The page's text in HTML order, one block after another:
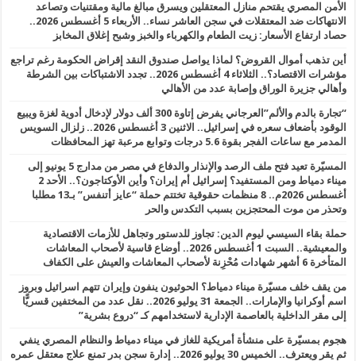
الأمن المصري يقتحم منازل المعتقلين ويسرق مبالغ مالية ومقتنيات وتصاعد
الانتهاكات ضد المعتقلات في سجن العاشر نساء.. الأربعاء 5 أغسطس 2026..
حصاد ارتفاع الأسعار: زيت الطعام والكهرباء والخبز وشبح إغلاق المخابز
أين تذهب أموال القروض؟ لماذا يواصل صندوق النقد إقراض الحكومة رغم تراجع
مؤشرات الاقتصاد؟.. الثلاثاء 4 أغسطس 2026.. تجدد الاشتباكات بين الشرطة
وأهالي جزيرة الوراق وإصابة عدد من الأهالي
“تجارة بالدم والألم”العرجاني يفرض إتاوة 300 ألف دولار لإدخال أدوية لغزة ويبيع
الوقود بأضعاف سعره في إسرائيل.. الاثنين 3 أغسطس 2026.. زلزال السويس
المدمر مع ساعات الفجر بقوة 5.6 درجات وتوابع مرعبة تهز المحافظات
المسيّرة تعيد فتح ملف الرصد والإنذار والدفاع في مصر من مدارج 5 يونيو إلى
ميناء دمياط ومن المستفيد؟ إسرائيل أم إيران؟ وأين الأوكتاجون؟.. الأحد 2
أغسطس 2026م.. 8 منظمات حقوقية تختتم حملة “عايز أتنفس” بـ13 مطلبا
وتحذر من موت المحتجزين بسبب التكدس والحر
حملة بقاء السيسي ليوم الدين: تجاوز للدستور وتجاهل للأزمات الاقتصادية
والمعيشية.. السبت 1 أغسطس 2026.. أوضاع قاسية لأصحاب المعاشات
المتأخرة 6 أشهر شهادات مُحْزِنة لأصحاب المعاشات والعيش على الكفاف
من يقف خلف مسيّرة ميناء دمياط؟ الحوثيون ينفون وإيران تتهم اسرائيل وبروز
اسم أوكرانيا والإمارات.. الجمعة 31 يوليو 2026.. نقل عدد من المختفين قسريًّا
إلى مقر الداخلية بالعاصمة الإدارية لاستخدامهم كـ “دروع بشرية”
هجوم بمسيّرة على منشأة أمريكية للغاز في ميناء دمياط والنظام المصري ينفي
ثم يقر ويعترف.. الخميس 30 يوليو 2026.. إدارة سجن بدر تمنع علاج معتقل عمره